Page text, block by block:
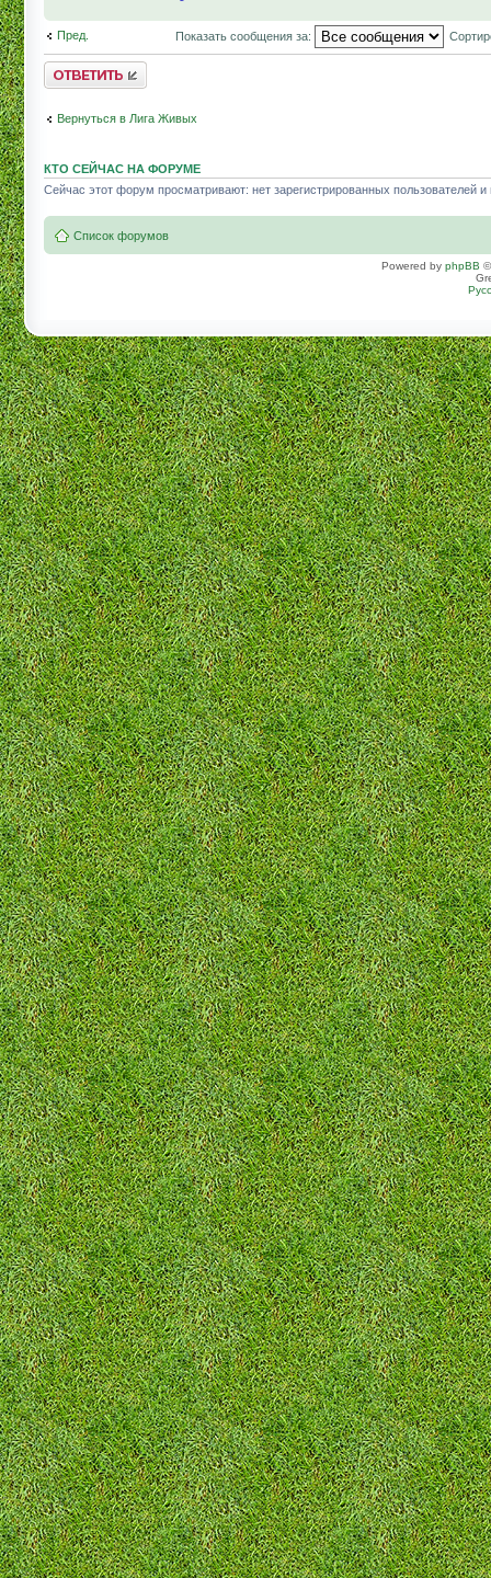
Пред. Показать сообщения за:
Комментировать
Вернуться в Лига Живых
КТО СЕЙЧАС НА ФОРУМЕ
Сейчас этот форум просматривают: нет зарегистрированных пользователей и
Список форумов
Powered by phpBB